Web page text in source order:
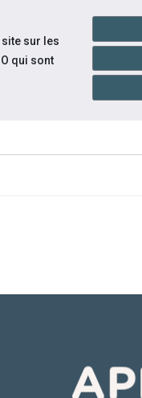
Accessibilité handshake
RESSOURCES
sur les
qui sont